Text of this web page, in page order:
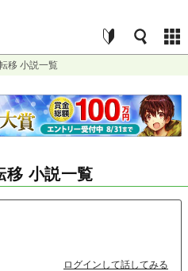
移 小説一覧
移 小説一覧
ログインして話してみる